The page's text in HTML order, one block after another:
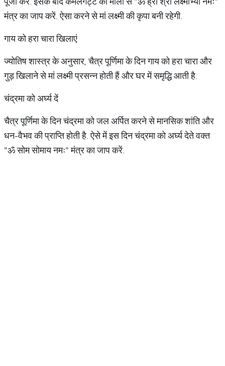
मंत्र का जाप करें. ऐसा करने से मां लक्ष्मी की कृपा बनी रहेगी.
गाय को हरा चारा खिलाएं
ज्योतिष शास्त्र के अनुसार, चैत्र पूर्णिमा के दिन गाय को हरा चारा और
गुड़ खिलाने से मां लक्ष्मी प्रसन्न होती हैं और घर में समृद्धि आती है.
चंद्रमा को अर्घ्य दें
चैत्र पूर्णिमा के दिन चंद्रमा को जल अर्पित करने से मानसिक शांति और
धन-वैभव की प्राप्ति होती है. ऐसे में इस दिन चंद्रमा को अर्घ्य देते वक्त
"ॐ सोम सोमाय नमः" मंत्र का जाप करें.